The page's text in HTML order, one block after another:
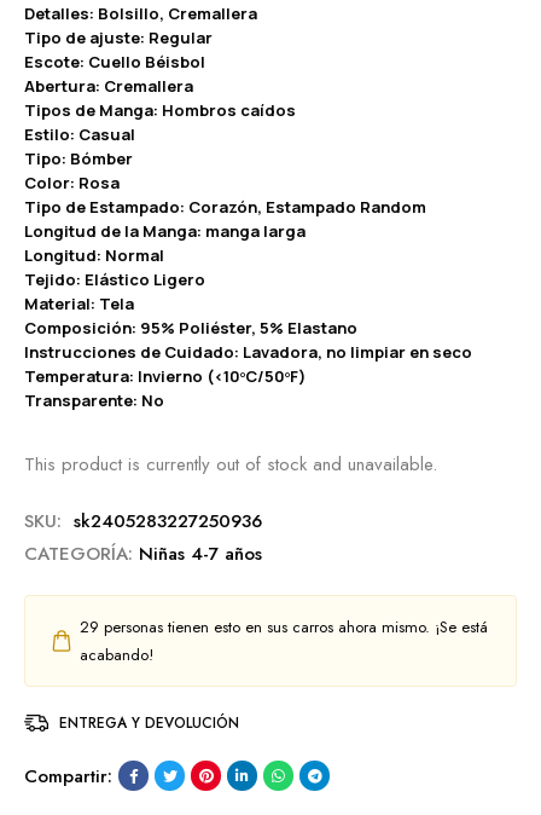
Detalles: Bolsillo, Cremallera
Tipo de ajuste: Regular
Escote: Cuello Béisbol
Abertura: Cremallera
Tipos de Manga: Hombros caídos
Estilo: Casual
Tipo: Bómber
Color: Rosa
Tipo de Estampado: Corazón, Estampado Random
Longitud de la Manga: manga larga
Longitud: Normal
Tejido: Elástico Ligero
Material: Tela
Composición: 95% Poliéster, 5% Elastano
Instrucciones de Cuidado: Lavadora, no limpiar en seco
Temperatura: Invierno (<10ºC/50ºF)
Transparente: No
This product is currently out of stock and unavailable.
SKU: sk2405283227250936
CATEGORÍA: Niñas 4-7 años
29 personas tienen esto en sus carros ahora mismo. ¡Se está
acabando!
ENTREGA Y DEVOLUCIÓN
Compartir: